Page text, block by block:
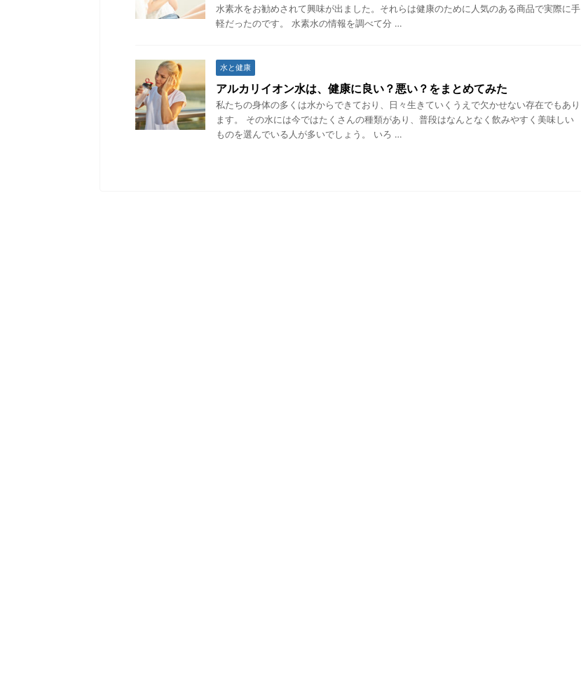
水素水をお勧めされて興味が出ました。それらは健康のために人気のある商品で実際に手
軽だったのです。 水素水の情報を調べて分 …
水と健康
アルカリイオン水は、健康に良い？悪い？をまとめてみた
私たちの身体の多くは水からできており、日々生きていくうえで欠かせない存在でもあり
ます。 その水には今ではたくさんの種類があり、普段はなんとなく飲みやすく美味しい
ものを選んでいる人が多いでしょう。 いろ …